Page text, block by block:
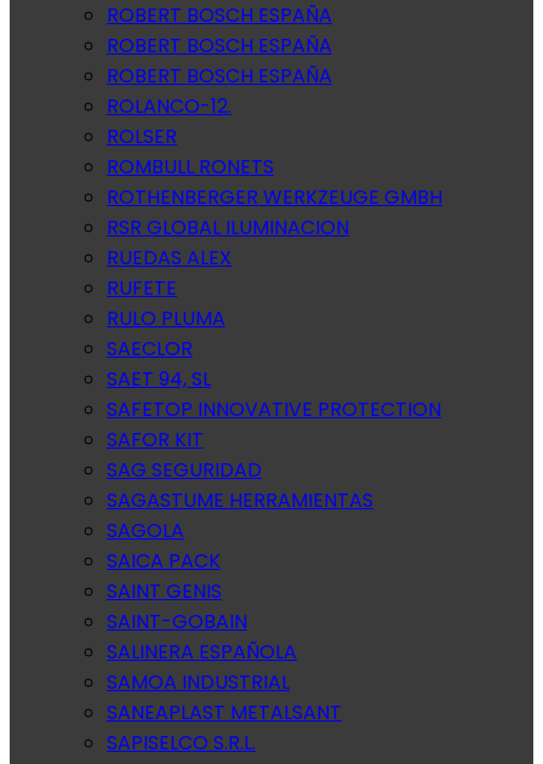
ROBERT BOSCH ESPAÑA
ROBERT BOSCH ESPAÑA
ROBERT BOSCH ESPAÑA
ROLANCO-12.
ROLSER
ROMBULL RONETS
ROTHENBERGER WERKZEUGE GMBH
RSR GLOBAL ILUMINACION
RUEDAS ALEX
RUFETE
RULO PLUMA
SAECLOR
SAET 94, SL
SAFETOP INNOVATIVE PROTECTION
SAFOR KIT
SAG SEGURIDAD
SAGASTUME HERRAMIENTAS
SAGOLA
SAICA PACK
SAINT GENIS
SAINT-GOBAIN
SALINERA ESPAÑOLA
SAMOA INDUSTRIAL
SANEAPLAST METALSANT
SAPISELCO S.R.L.